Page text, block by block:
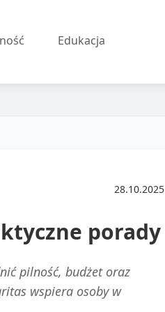
Edukacja
28.10.2025
porady
pilność, budżet oraz
wspiera osoby w